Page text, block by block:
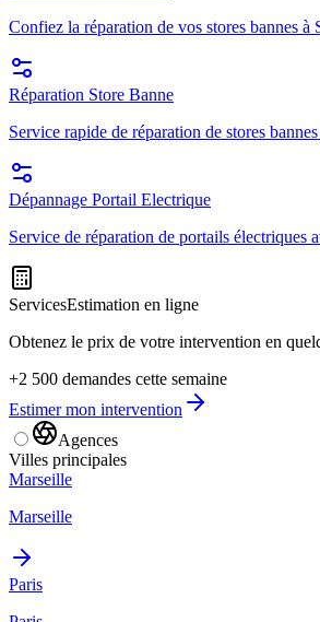
Confiez la réparation de vos stores bannes à
Réparation Store Banne
Service rapide de réparation de stores
Dépannage Portail Electrique
Service de réparation de portails électriques
ServicesEstimation en ligne
Obtenez le prix de votre intervention en
+2 500 demandes cette semaine
Estimer mon intervention
Agences
Villes principales
Marseille
Marseille
Paris